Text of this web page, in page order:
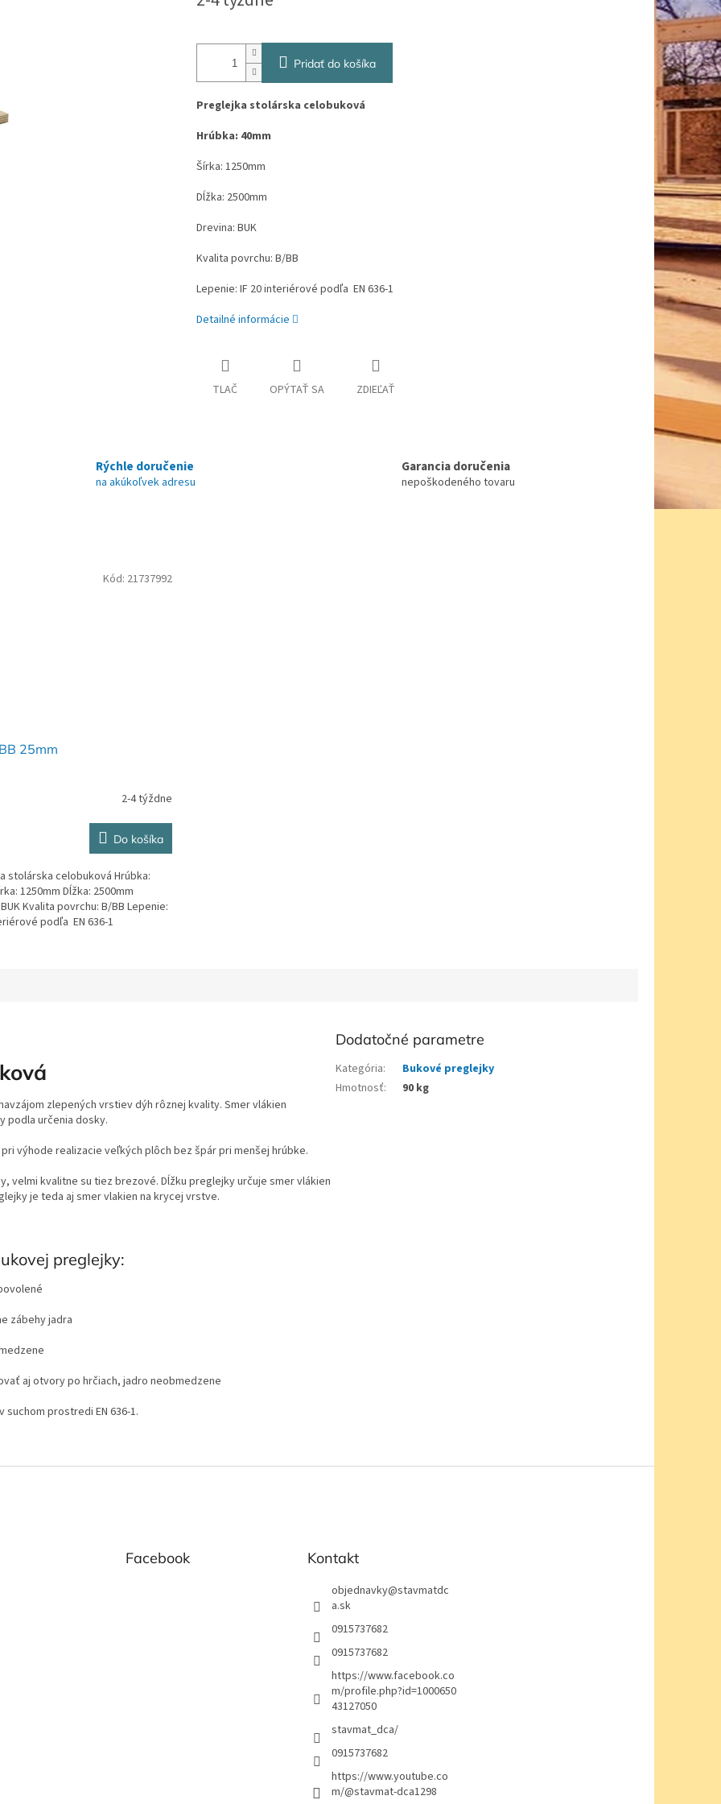
Pridať do košíka
Preglejka stolárska celobuková
Hrúbka: 40mm
Šírka: 1250mm
Dĺžka: 2500mm
Drevina: BUK
Kvalita povrchu: B/BB
Lepenie: IF 20 interiérové podľa EN 636-1
Detailné informácie
TLAČ OPÝTAŤ SA ZDIEĽAŤ
Rýchle doručenie
na akúkoľvek adresu
Garancia doručenia
nepoškodeného tovaru
25mm
2-4 týždne
Do košíka
stolárska celobuková Hrúbka:
1250mm Dĺžka: 2500mm
Kvalita povrchu: B/BB Lepenie:
podľa EN 636-1
Kód: 21737992
zlepených vrstiev dýh rôznej kvality. Smer vlákien
podla určenia dosky.
výhode realizacie veľkých plôch bez špár pri menšej hrúbke.
velmi kvalitne su tiez brezové. Dĺžku preglejky určuje smer vlákien
je teda aj smer vlakien na krycej vrstve.
preglejky:
zábehy jadra
aj otvory po hrčiach, jadro neobmedzene
suchom prostredi EN 636-1.
Dodatočné parametre
Kategória:
Bukové preglejky
Hmotnosť: 90 kg
Facebook Kontakt
objednavky@stavmatdc
a.sk
0915737682
0915737682
https://www.facebook.co
m/profile.php?id=1000650
43127050
stavmat_dca/
0915737682
https://www.youtube.co
m/@stavmat-dca1298